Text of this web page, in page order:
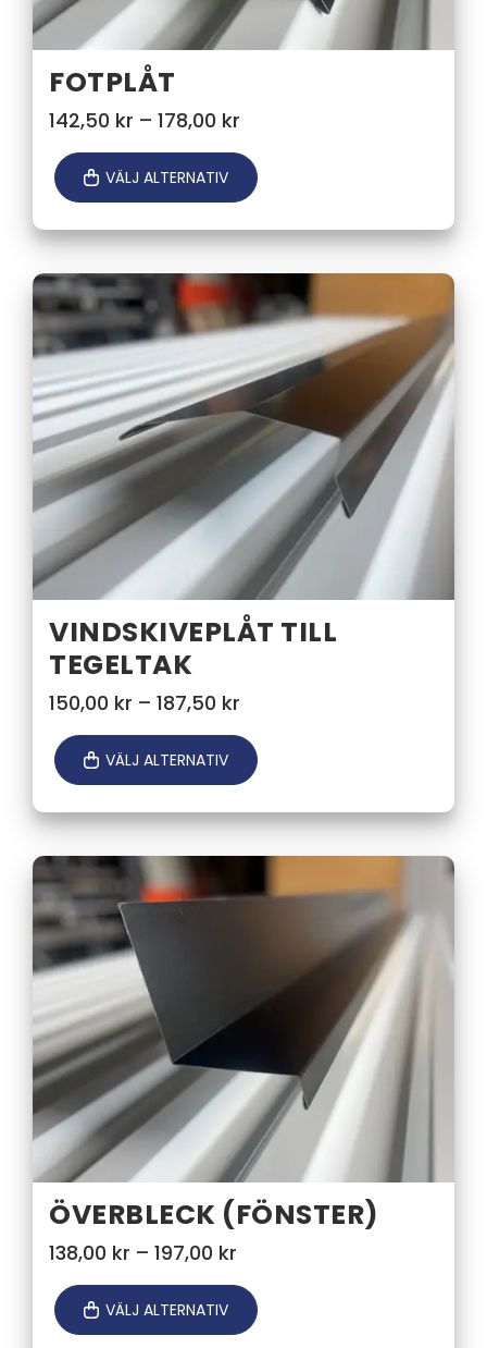
FOTPLÅT
142,50 kr – 178,00 kr
till
178,00 kr
VÄLJ ALTERNATIV
VINDSKIVEPLÅT TILL
TEGELTAK
150,00 kr – 187,50 kr
till
187,50 kr
VÄLJ ALTERNATIV
ÖVERBLECK (FÖNSTER)
138,00 kr – 197,00 kr
till
197,00 kr
VÄLJ ALTERNATIV